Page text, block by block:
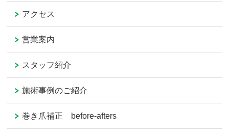
アクセス
営業案内
スタッフ紹介
施術事例のご紹介
巻き爪補正 before-afters